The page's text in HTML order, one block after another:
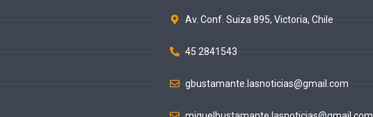
Av. Conf. Suiza 895, Victoria, Chile
45 2841543
gbustamante.lasnoticias@gmail.com